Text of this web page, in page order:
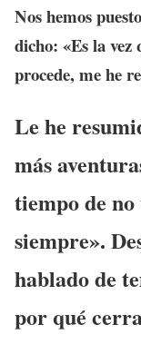
Nos hemos
dicho: «Es la vez
procede, me he
Le he
más
tiempo de
siempre».
hablado de
por qué